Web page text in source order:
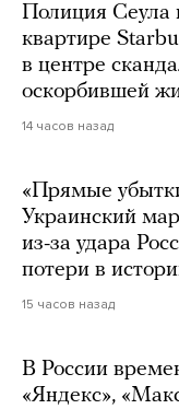
Полиция Сеула
квартире
в центре
оскорбившей
14 часов назад
«Прямые
Украинский
из-за удара
потери в
15 часов назад
В России
«Яндекс»,